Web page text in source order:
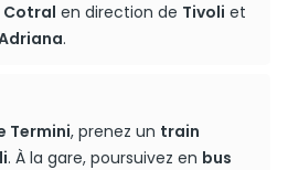
Cotral en direction de Tivoli et
.
Termini, prenez un train
. À la gare, poursuivez en bus